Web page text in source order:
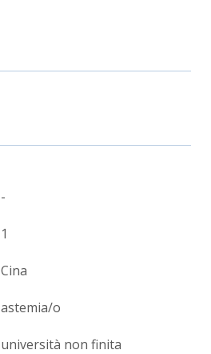
-
1
Cina
astemia/o
università non finita